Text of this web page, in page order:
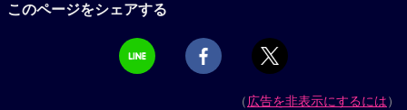
このページをシェアする
（広告を非表示にするには）